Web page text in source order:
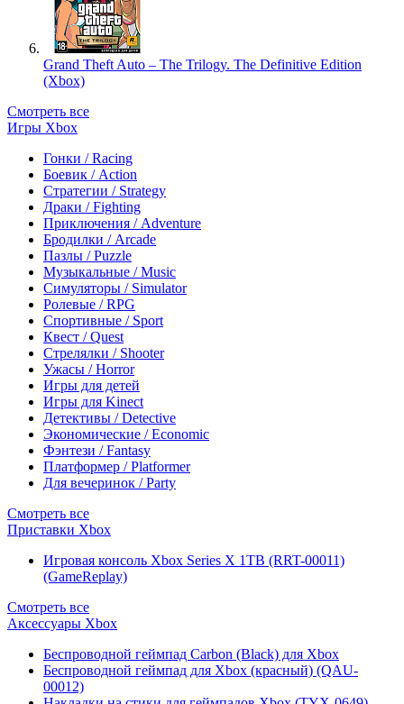
Grand Theft Auto – The Trilogy. The Definitive Edition
(Xbox)
Смотреть все
Игры Xbox
Гонки / Racing
Боевик / Action
Стратегии / Strategy
Драки / Fighting
Приключения / Adventure
Бродилки / Arcade
Пазлы / Puzzle
Музыкальные / Music
Симуляторы / Simulator
Ролевые / RPG
Спортивные / Sport
Квест / Quest
Стрелялки / Shooter
Ужасы / Horror
Игры для детей
Игры для Kinect
Детективы / Detective
Экономические / Economic
Фэнтези / Fantasy
Платформер / Platformer
Для вечеринок / Party
Смотреть все
Приставки Xbox
Игровая консоль Xbox Series X 1TB (RRT-00011)
(GameReplay)
Смотреть все
Аксессуары Xbox
Беспроводной геймпад Carbon (Black) для Xbox
Беспроводной геймпад для Xbox (красный) (QAU-
00012)